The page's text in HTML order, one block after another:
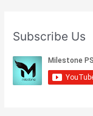
Subscribe Us